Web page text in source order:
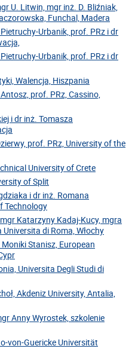
U. Litwin, mgr inż. D. Bliźniak,
Funchal, Madera
Urbanik, prof. PRz i dr
Urbanik, prof. PRz i dr
Walencja, Hiszpania
prof. PRz, Cassino,
i dr inż. Tomasza
prof. PRz, University of the
University of Crete
of Split
i dr inż. Romana
Technology
Katarzyny Kadaj-Kucy, mgra
di Roma, Włochy
Stanisz, European
Universita Degli Studi di
Akdeniz University, Antalia,
Anny Wyrostek, szkolenie
von-Guericke Universität